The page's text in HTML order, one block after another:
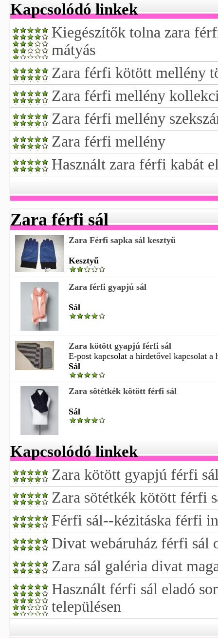
Kapcsolódó linkek
Kiegészítők tolna zara
mátyás
Zara férfi kötött mellény
Zara férfi mellény
Zara férfi mellény
Zara férfi mellény
Használt zara férfi kabát
Zara férfi sál
Zara Férfi sapka sál kesztyű
Kesztyű
Zara férfi gyapjú sál
Sál
Zara kötött gyapjú férfi sál
E-post kapcsolat a hirdetővel kapcsolat a
Sál
Zara sötétkék kötött férfi sál
Sál
Kapcsolódó linkek
Zara kötött gyapjú férfi
Zara sötétkék kötött férfi
Férfi sál--kézitáska férfi
Divat webáruház férfi sál
Zara sál galéria divat
Használt férfi sál eladó
településen